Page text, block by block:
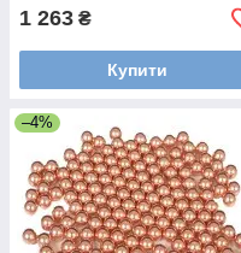
1 263 ₴
Купити
–4%